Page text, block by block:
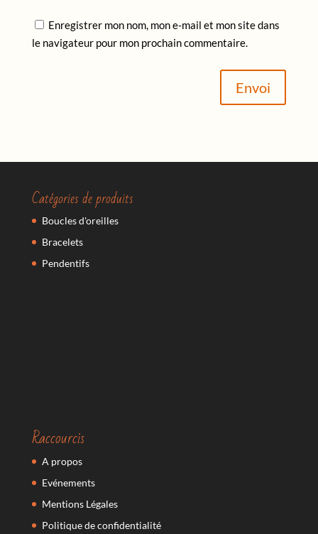
Enregistrer mon nom, mon e-mail et mon site dans
le navigateur pour mon prochain commentaire.
Envoi
Catégories de produits
Boucles d'oreilles
Bracelets
Pendentifs
Raccourcis
A propos
Evénements
Mentions Légales
Politique de confidentialité